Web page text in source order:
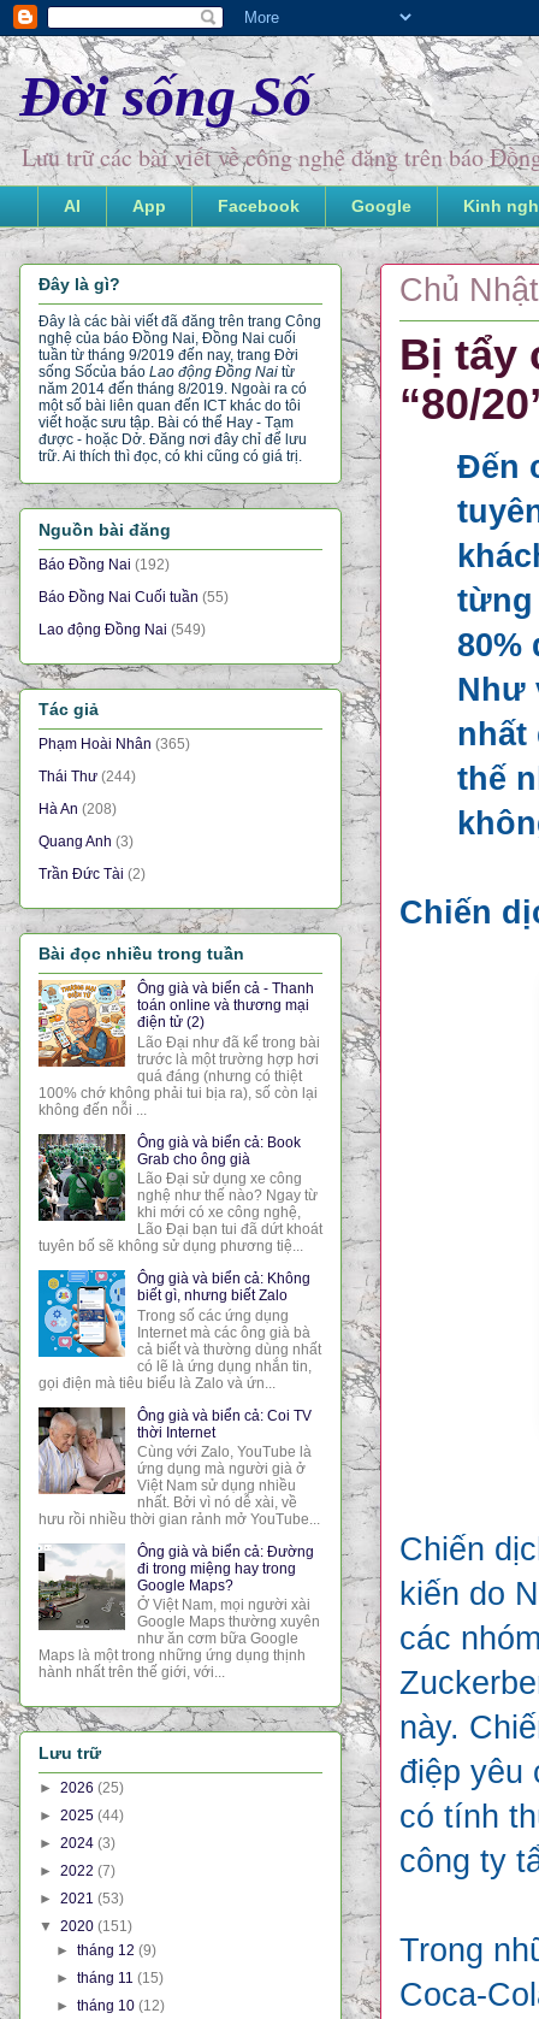
Đời sống Số
Lưu trữ các bài viết về công nghệ đăng trên báo
AI App Facebook Google Kinh
Chủ
Bị tẩy
“80/
Đến
từng
80%
Như
nhất
thế
Chiến
Chiến
kiến ​​do
các
này.
điệp yêu
có tính
công ty
Trong
Coca-
Đây là gì?
Đây là các bài viết đã đăng trên trang Công
nghệ của báo Đồng Nai, Đồng Nai cuối
tuần từ tháng 9/2019 đến nay, trang Đời
sống Sốcủa báo Lao động Đồng Nai từ
năm 2014 đến tháng 8/2019. Ngoài ra có
một số bài liên quan đến ICT khác do tôi
viết hoặc sưu tập. Bài có thể Hay - Tạm
được - hoặc Dở. Đăng nơi đây chỉ để lưu
trữ. Ai thích thì đọc, có khi cũng có giá trị.
Nguồn bài đăng
Báo Đồng Nai (192)
Báo Đồng Nai Cuối tuần (55)
Lao động Đồng Nai (549)
Tác giả
Phạm Hoài Nhân (365)
Thái Thư (244)
Hà An (208)
Quang Anh (3)
Trần Đức Tài (2)
Bài đọc nhiều trong tuần
Ông già và biển cả - Thanh
toán online và thương mại
điện tử (2)
Lão Đại như đã kể trong bài
trước là một trường hợp hơi
quá đáng (nhưng có thiệt
100% chớ không phải tui bịa ra), số còn lại
không đến nỗi ...
Ông già và biển cả: Book
Grab cho ông già
Lão Đại sử dụng xe công
nghệ như thế nào? Ngay từ
khi mới có xe công nghệ,
Lão Đại bạn tui đã dứt khoát
tuyên bố sẽ không sử dụng phương tiệ...
Ông già và biển cả: Không
biết gì, nhưng biết Zalo
Trong số các ứng dụng
Internet mà các ông già bà
cả biết và thường dùng nhất
có lẽ là ứng dụng nhắn tin,
gọi điện mà tiêu biểu là Zalo và ứn...
Ông già và biển cả: Coi TV
thời Internet
Cùng với Zalo, YouTube là
ứng dụng mà người già ở
Việt Nam sử dụng nhiều
nhất. Bởi vì nó dễ xài, về
hưu rồi nhiều thời gian rảnh mở YouTube...
Ông già và biển cả: Đường
đi trong miệng hay trong
Google Maps?
Ở Việt Nam, mọi người xài
Google Maps thường xuyên
như ăn cơm bữa Google
Maps là một trong những ứng dụng thịnh
hành nhất trên thế giới, với...
Lưu trữ
► 2026 (25)
► 2025 (44)
► 2024 (3)
► 2022 (7)
► 2021 (53)
▼ 2020 (151)
►tháng 12(9)
►tháng 11(15)
►tháng 10(12)